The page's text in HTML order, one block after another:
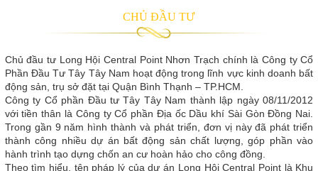
CHỦ ĐẦU TƯ
Chủ đầu tư Long Hội Central Point Nhơn Trạch chính là Công ty Cổ
Phần Đầu Tư Tây Tây Nam hoạt động trong lĩnh vực kinh doanh bất
động sản, trụ sở đặt tại Quận Bình Thạnh – TP.HCM.
Công ty Cổ phần Đầu tư Tây Tây Nam thành lập ngày 08/11/2012
với tiền thân là Công ty Cổ phần Địa ốc Dầu khí Sài Gòn Đồng Nai.
Trong gần 9 năm hình thành và phát triển, đơn vị này đã phát triển
thành công nhiều dự án bất động sản chất lượng, góp phần vào
hành trình tạo dựng chốn an cư hoàn hảo cho công đồng.
Theo tìm hiểu, tên pháp lý của dự án Long Hội Central Point là Khu